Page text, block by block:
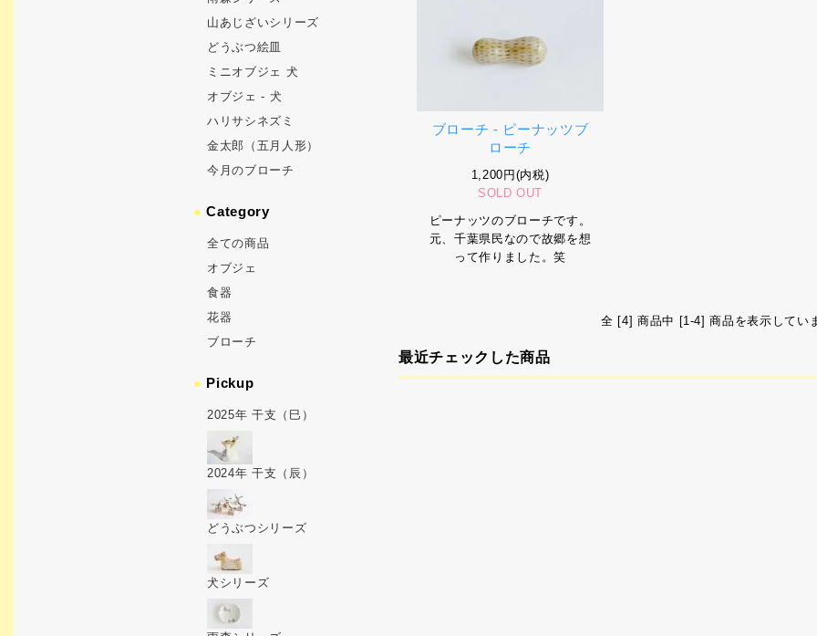
ブローチ - ピーナッツブ
ローチ
1,200円(内税)
SOLD OUT
ピーナッツのブローチです。
元、千葉県民なので故郷を想
って作りました。笑
全 [4] 商品中 [1-4] 商品を表示してい
最近チェックした商品
山あじざいシリーズ
どうぶつ絵皿
ミニオブジェ 犬
オブジェ - 犬
ハリサシネズミ
金太郎（五月人形）
今月のブローチ
●Category
全ての商品
オブジェ
食器
花器
ブローチ
● Pickup
2025年 干支（巳）
2024年 干支（辰）
どうぶつシリーズ
犬シリーズ